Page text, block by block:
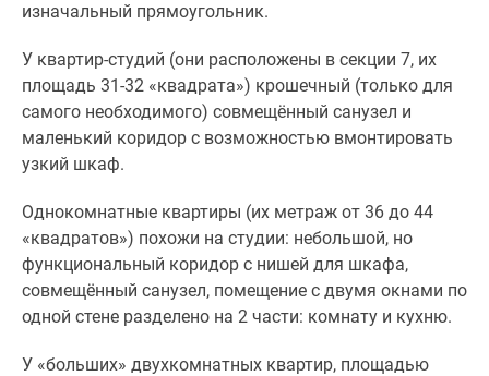
изначальный прямоугольник.
У квартир-студий (они расположены в секции 7, их
площадь 31-32 «квадрата») крошечный (только для
самого необходимого) совмещённый санузел и
маленький коридор с возможностью вмонтировать
узкий шкаф.
Однокомнатные квартиры (их метраж от 36 до 44
«квадратов») похожи на студии: небольшой, но
функциональный коридор с нишей для шкафа,
совмещённый санузел, помещение с двумя окнами по
одной стене разделено на 2 части: комнату и кухню.
У «больших» двухкомнатных квартир, площадью